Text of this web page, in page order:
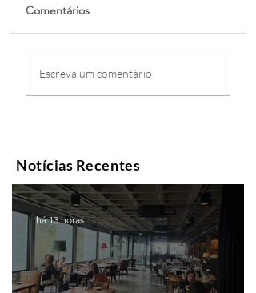
Comentários
Escreva um comentário
Notícias Recentes
há 13 horas